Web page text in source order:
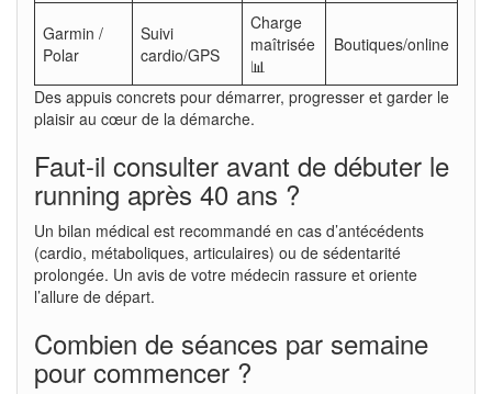
Garmin /
Polar
Suivi
cardio/GPS
Charge
maîtrisée
📊
Boutiques/online
Des appuis concrets pour démarrer, progresser et garder le
plaisir au cœur de la démarche.
Faut-il consulter avant de débuter le
running après 40 ans ?
Un bilan médical est recommandé en cas d’antécédents
(cardio, métaboliques, articulaires) ou de sédentarité
prolongée. Un avis de votre médecin rassure et oriente
l’allure de départ.
Combien de séances par semaine
pour commencer ?